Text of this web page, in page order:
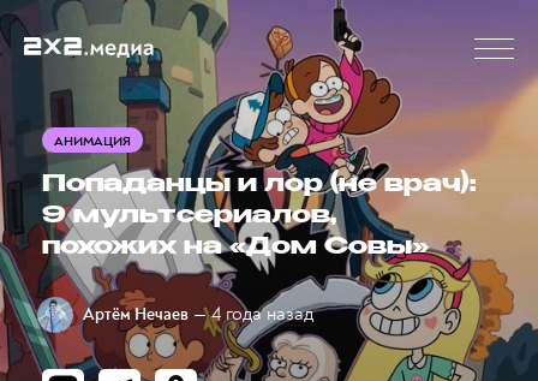
АНИМАЦИЯ
Попаданцы и лор (не врач):
9 мультсериалов,
похожих на «Дом Совы»
Артём Нечаев — 4 года назад